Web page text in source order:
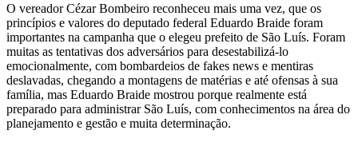
O vereador Cézar Bombeiro reconheceu mais uma vez, que os
princípios e valores do deputado federal Eduardo Braide foram
importantes na campanha que o elegeu prefeito de São Luís. Foram
muitas as tentativas dos adversários para desestabilizá-lo
emocionalmente, com bombardeios de fakes news e mentiras
deslavadas, chegando a montagens de matérias e até ofensas à sua
família, mas Eduardo Braide mostrou porque realmente está
preparado para administrar São Luís, com conhecimentos na área do
planejamento e gestão e muita determinação.